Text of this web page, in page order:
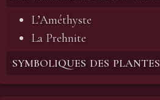
L’Améthyste
La Prehnite
SYMBOLIQUES DES PLANTES